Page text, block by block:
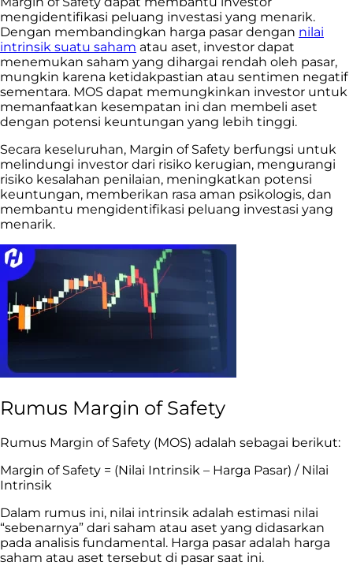
mengidentifikasi peluang investasi yang menarik.
Dengan membandingkan harga pasar dengan nilai
intrinsik suatu saham atau aset, investor dapat
menemukan saham yang dihargai rendah oleh pasar,
mungkin karena ketidakpastian atau sentimen negatif
sementara. MOS dapat memungkinkan investor untuk
memanfaatkan kesempatan ini dan membeli aset
dengan potensi keuntungan yang lebih tinggi.
Secara keseluruhan, Margin of Safety berfungsi untuk
melindungi investor dari risiko kerugian, mengurangi
risiko kesalahan penilaian, meningkatkan potensi
keuntungan, memberikan rasa aman psikologis, dan
membantu mengidentifikasi peluang investasi yang
menarik.
Rumus Margin of Safety
Rumus Margin of Safety (MOS) adalah sebagai berikut:
Margin of Safety = (Nilai Intrinsik – Harga Pasar) / Nilai
Intrinsik
Dalam rumus ini, nilai intrinsik adalah estimasi nilai
“sebenarnya” dari saham atau aset yang didasarkan
pada analisis fundamental. Harga pasar adalah harga
saham atau aset tersebut di pasar saat ini.